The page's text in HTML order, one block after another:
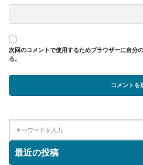
次回のコメントで使用するためブラウザーに自分
る。
最近の投稿